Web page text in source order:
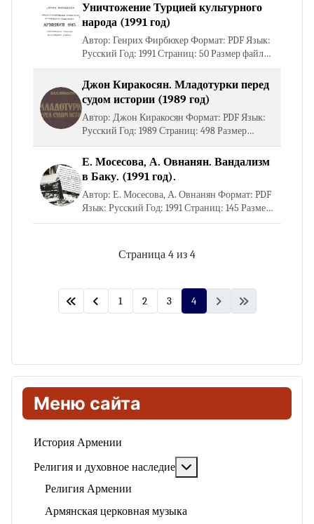
Меню сайта
История Армении
Религия и духовное наследие
Религия Армении
Армянская церковная музыка
Уничтожение Турцией культурного
народа (1991 год)
Автор: Генрих Фирбюхер Формат: PDF Язык:
Русский Год: 1991 Страниц: 50 Размер файла:
10 Мб Открыть книгу Скачать книгу
Джон Киракосян. Младотурки перед
судом истории (1989 год)
Автор: Джон Киракосян Формат: PDF Язык:
Русский Год: 1989 Страниц: 498 Размер
файла: 15 Мб Открыть книгу Скачать книгу
Е. Мосесова, А. Овнанян. Вандализм
в Баку. (1991 год).
Автор: Е. Мосесова, А. Овнанян Формат: PDF
Язык: Русский Год: 1991 Страниц: 145 Размер
файла: 23 Мб Открыть книгу Скачать книгу
Страница 4 из 4
1 2 3 4